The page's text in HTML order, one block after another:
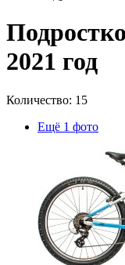
2021 год
Количество: 15
Ещё 1 фото